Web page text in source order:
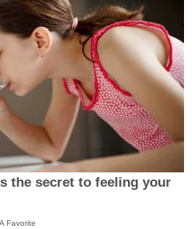
the secret to feeling your
Favorite